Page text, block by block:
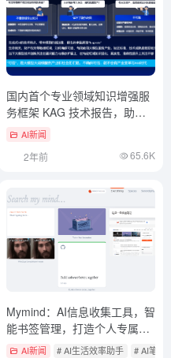
国内首个专业领域知识增强服
务框架 KAG 技术报告，助力
大模型落地垂直领域
AI新闻
2年前 65.6K
Mymind：AI信息收集工具，智
能书签管理，打造个人专属的
智能收藏空间
AI新闻 # AI生活效率助手 # AI笔记